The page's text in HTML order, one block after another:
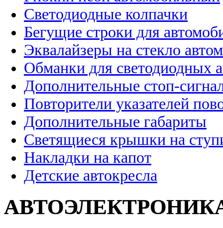
Светодиодные колпачки
Бегущие строки для
Эквалайзеры на стекло
Обманки для светодиодных
Дополнительные стоп-
Повторители указателей
Дополнительные габариты
Светящиеся крышки на
Накладки на капот
Детские автокресла